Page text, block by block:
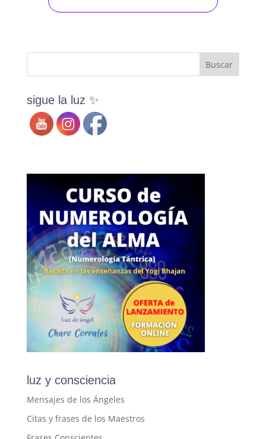
sigue la luz ✨
luz y consciencia
Mensajes de los Ángeles
Citas y frases de los Maestros